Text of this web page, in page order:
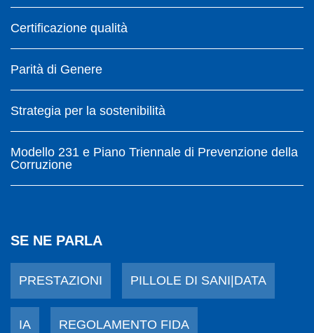
Certificazione qualità
Parità di Genere
Strategia per la sostenibilità
Modello 231 e Piano Triennale di Prevenzione della
Corruzione
SE NE PARLA
PRESTAZIONI PILLOLE DI SANI|DATA
IA REGOLAMENTO FIDA